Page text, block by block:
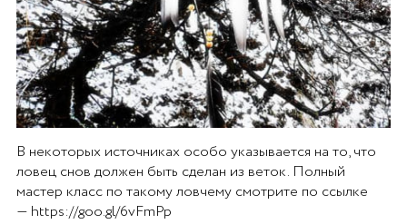
В некоторых источниках особо указывается на то, что
ловец снов должен быть сделан из веток. Полный
мастер класс по такому ловчему смотрите по ссылке
— https://goo.gl/6vFmPp